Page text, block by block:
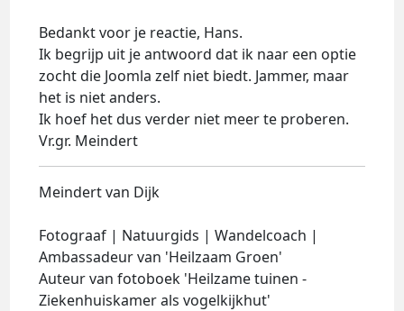
Bedankt voor je reactie, Hans.
Ik begrijp uit je antwoord dat ik naar een optie
zocht die Joomla zelf niet biedt. Jammer, maar
het is niet anders.
Ik hoef het dus verder niet meer te proberen.
Vr.gr. Meindert
Meindert van Dijk
Fotograaf | Natuurgids | Wandelcoach |
Ambassadeur van 'Heilzaam Groen'
Auteur van fotoboek 'Heilzame tuinen -
Ziekenhuiskamer als vogelkijkhut'